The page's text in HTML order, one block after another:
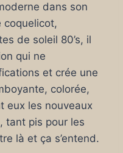
dans son
coquelicot,
de soleil 80’s, il
qui ne
et crée une
colorée,
eux les nouveaux
tant pis pour les
là et ça s’entend.